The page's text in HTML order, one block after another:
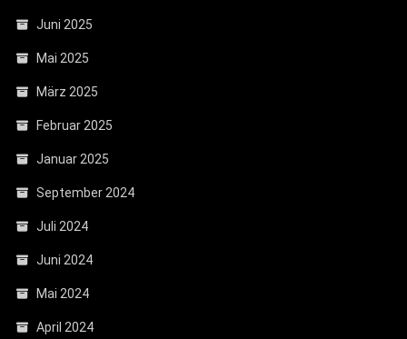
Juni 2025
Mai 2025
März 2025
Februar 2025
Januar 2025
September 2024
Juli 2024
Juni 2024
Mai 2024
April 2024